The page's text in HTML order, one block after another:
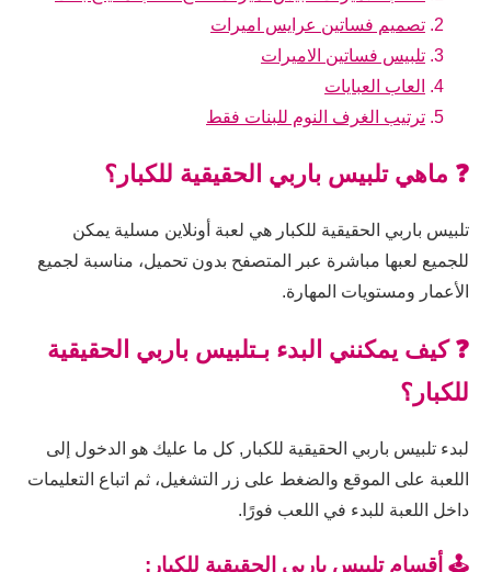
تصميم فساتين عرايس اميرات
تلبيس فساتين الاميرات
العاب العبايات
ترتيب الغرف النوم للبنات فقط
❓ ماهي تلبيس باربي الحقيقية للكبار؟
تلبيس باربي الحقيقية للكبار هي لعبة أونلاين مسلية يمكن
للجميع لعبها مباشرة عبر المتصفح بدون تحميل، مناسبة لجميع
الأعمار ومستويات المهارة.
❓ كيف يمكنني البدء بـتلبيس باربي الحقيقية
للكبار؟
لبدء تلبيس باربي الحقيقية للكبار, كل ما عليك هو الدخول إلى
اللعبة على الموقع والضغط على زر التشغيل، ثم اتباع التعليمات
داخل اللعبة للبدء في اللعب فورًا.
🕹️ أقسام تلبيس باربي الحقيقية للكبار: